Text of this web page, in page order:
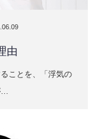
由
ことを、「浮気の
…